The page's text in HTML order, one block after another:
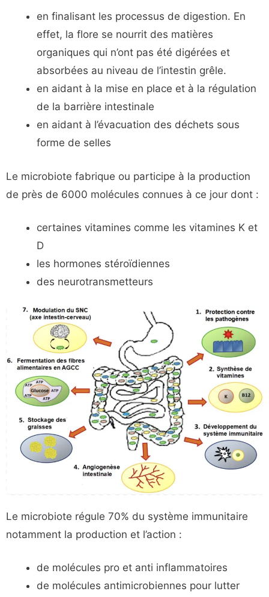
en finalisant les processus de digestion. En
effet, la flore se nourrit des matières
organiques qui n’ont pas été digérées et
absorbées au niveau de l’intestin grêle.
en aidant à la mise en place et à la régulation
de la barrière intestinale
en aidant à l’évacuation des déchets sous
forme de selles
Le microbiote fabrique ou participe à la production
de près de 6000 molécules connues à ce jour dont :
certaines vitamines comme les vitamines K et
D
les hormones stéroïdiennes
des neurotransmetteurs
Le microbiote régule 70% du système immunitaire
notamment la production et l’action :
de molécules pro et anti inflammatoires
de molécules antimicrobiennes pour lutter